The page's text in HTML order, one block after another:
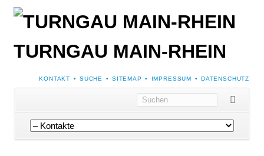
TURNGAU MAIN-RHEIN
NAVIGATION
ÜBERSPRINGEN
KONTAKT SUCHE SITEMAP IMPRESSUM DATENSCHUTZ
Navigation
überspringen